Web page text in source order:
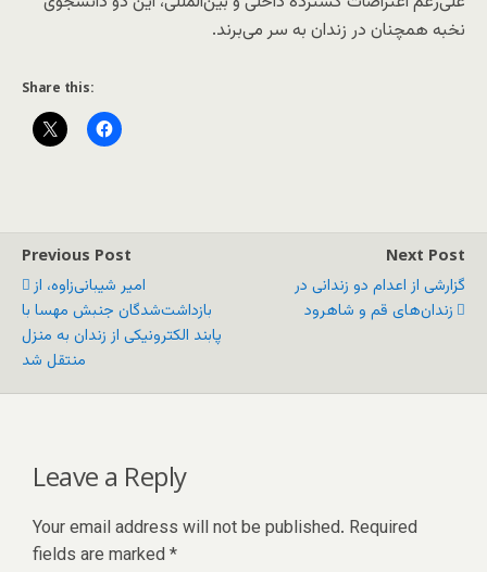
نخبه همچنان در زندان به سر می‌برند.
Share this:
Previous Post
امیر شیبانی‌زاوه، از
بازداشت‌شدگان جنبش مهسا با
پابند الکترونیکی از زندان به منزل
منتقل شد
Next Post
گزارشی از اعدام دو زندانی در
زندان‌های قم و شاهرود
Leave a Reply
Your email address will not be published. Required
fields are marked *